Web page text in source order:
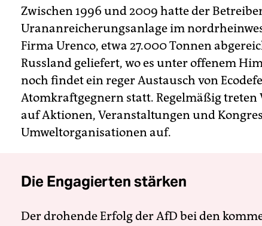
Zwischen 1996 und 2009 hatte der
Urananreicherungsanlage im
Firma Urenco, etwa 27.000 Tonnen
Russland geliefert, wo es unter offenem
noch findet ein reger Austausch von
Atomkraftgegnern statt. Regelmäßig treten
auf Aktionen, Veranstaltungen und
Umweltorganisationen auf.
Die Engagierten stärken
Der drohende Erfolg der AfD bei den